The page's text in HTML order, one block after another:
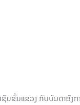
ຂັ້ນແຂວງ ກັບບັນດາອົ